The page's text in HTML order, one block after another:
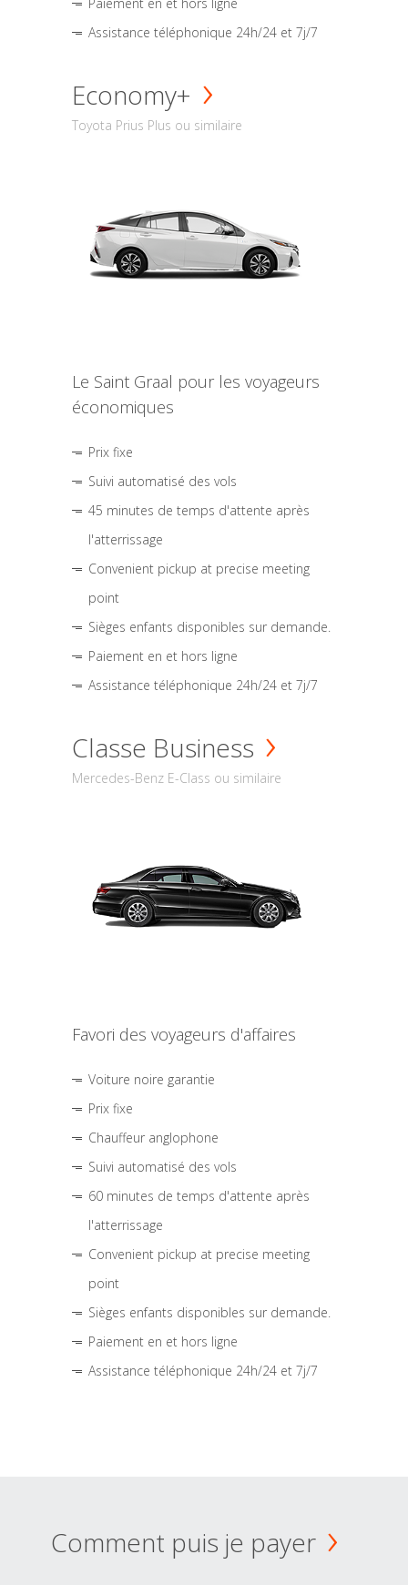
Assistance téléphonique 24h/24 et 7j/7
Economy+
Toyota Prius Plus ou similaire
Le Saint Graal pour les voyageurs
économiques
Prix fixe
Suivi automatisé des vols
45 minutes de temps d'attente après
l'atterrissage
Convenient pickup at precise meeting
point
Sièges enfants disponibles sur demande.
Paiement en et hors ligne
Assistance téléphonique 24h/24 et 7j/7
Classe Business
Mercedes-Benz E-Class ou similaire
Favori des voyageurs d'affaires
Voiture noire garantie
Prix fixe
Chauffeur anglophone
Suivi automatisé des vols
60 minutes de temps d'attente après
l'atterrissage
Convenient pickup at precise meeting
point
Sièges enfants disponibles sur demande.
Paiement en et hors ligne
Assistance téléphonique 24h/24 et 7j/7
Comment puis je payer